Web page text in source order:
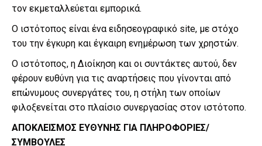
τον εκμεταλλεύεται εμπορικά.
Ο ιστότοπος είναι ένα ειδησεογραφικό site, με στόχο
του την έγκυρη και έγκαιρη ενημέρωση των χρηστών.
Ο ιστότοπος, η Διοίκηση και οι συντάκτες αυτού, δεν
φέρουν ευθύνη για τις αναρτήσεις που γίνονται από
επώνυμους συνεργάτες του, η στήλη των οποίων
φιλοξενείται στο πλαίσιο συνεργασίας στον ιστότοπο.
ΑΠΟΚΛΕΙΣΜΟΣ ΕΥΘΥΝΗΣ ΓΙΑ ΠΛΗΡΟΦΟΡΙΕΣ/
ΣΥΜΒΟΥΛΕΣ